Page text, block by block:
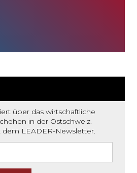
über das wirtschaftliche
in der Ostschweiz.
LEADER-Newsletter.